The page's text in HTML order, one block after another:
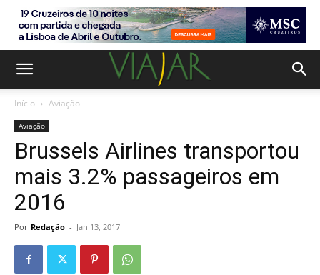
Início Aviação
Aviação
Brussels Airlines transportou
mais 3.2% passageiros em
2016
Por Redação - Jan 13, 2017